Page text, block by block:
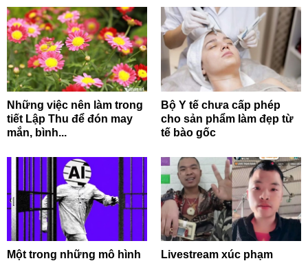
Những việc nên làm trong
tiết Lập Thu để đón may
mắn, bình...
Bộ Y tế chưa cấp phép
cho sản phẩm làm đẹp từ
tế bào gốc
Một trong những mô hình
Livestream xúc phạm